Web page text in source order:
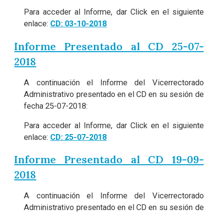
Para acceder al Informe, dar Click en el siguiente
enlace: CD: 03-10-2018
Informe Presentado al CD 25-07-
2018
A continuación el Informe del Vicerrectorado
Administrativo presentado en el CD en su sesión de
fecha 25-07-2018:
Para acceder al Informe, dar Click en el siguiente
enlace: CD: 25-07-2018
Informe Presentado al CD 19-09-
2018
A continuación el Informe del Vicerrectorado
Administrativo presentado en el CD en su sesión de